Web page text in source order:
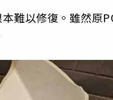
難以修復。雖然原